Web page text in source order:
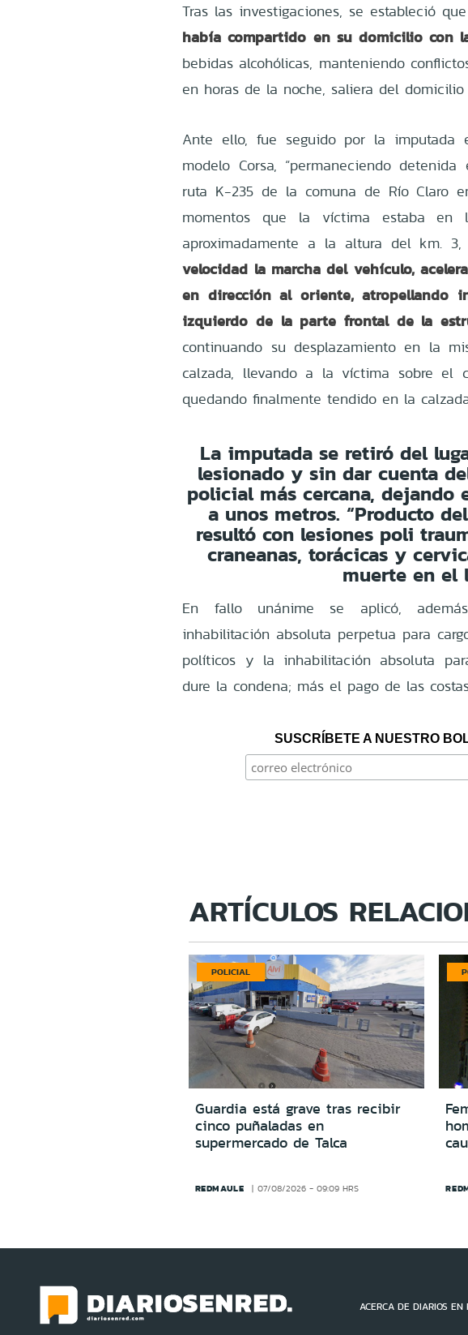
Tras las investigaciones, se estableció
había compartido en su domicilio con
bebidas alcohólicas, manteniendo
en horas de la noche, saliera del
Ante ello, fue seguido por la imputada
modelo Corsa, “permaneciendo
ruta K-235 de la comuna de Río Claro
momentos que la víctima estaba en
aproximadamente a la altura del km. 3,
velocidad la marcha del vehículo,
en dirección al oriente, atropellando
izquierdo de la parte frontal de la
continuando su desplazamiento en la
calzada, llevando a la víctima sobre el
quedando finalmente tendido en la
La imputada se retiró del
lesionado y sin dar cuenta
policial más cercana, dejando
a unos metros. “Producto
resultó con lesiones poli
craneanas, torácicas y
muerte en el
En fallo unánime se aplicó,
inhabilitación absoluta perpetua para
políticos y la inhabilitación absoluta
dure la condena; más el pago de las
SUSCRÍBETE A NUESTRO
ARTÍCULOS
POLICIAL
Guardia está grave tras recibir
cinco puñaladas en
supermercado de Talca
REDMAULE 07/08/2026 - 09:09 HRS
ACERCA DE DIARIOS EN